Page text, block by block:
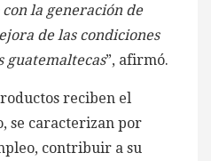
la generación de
de las condiciones
guatemaltecas”, afirmó.
reciben el
se caracterizan por
contribuir a su